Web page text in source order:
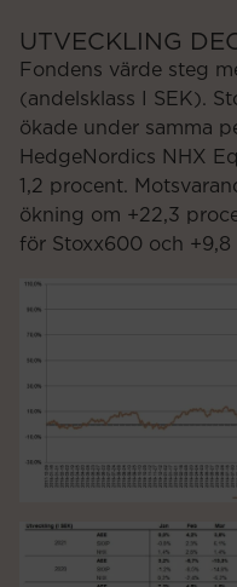
UTVECKLING
Fondens värde steg
(andelsklass I SEK).
ökade under samma
HedgeNordics NHX
1,2 procent.
ökning om +22,3
för Stoxx600 och